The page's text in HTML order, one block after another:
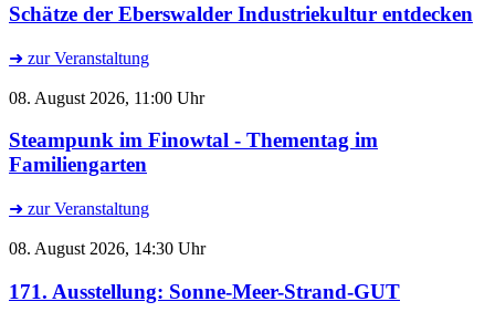
Schätze der Eberswalder Industriekultur entdecken
➜ zur Veranstaltung
08. August 2026, 11:00 Uhr
Steampunk im Finowtal - Thementag im
Familiengarten
➜ zur Veranstaltung
08. August 2026, 14:30 Uhr
171. Ausstellung: Sonne-Meer-Strand-GUT